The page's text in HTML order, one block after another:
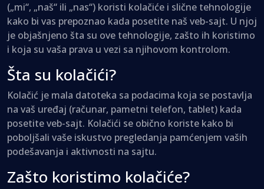
(„mi“, „naš“ ili „nas“) koristi kolačiće i slične tehnologije
kako bi vas prepoznao kada posetite naš veb-sajt. U njoj
je objašnjeno šta su ove tehnologije, zašto ih koristimo
i koja su vaša prava u vezi sa njihovom kontrolom.
Šta su kolačići?
Kolačić je mala datoteka sa podacima koja se postavlja
na vaš uređaj (računar, pametni telefon, tablet) kada
posetite veb-sajt. Kolačići se obično koriste kako bi
poboljšali vaše iskustvo pregledanja pamćenjem vaših
podešavanja i aktivnosti na sajtu.
Zašto koristimo kolačiće?